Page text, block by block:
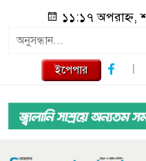
১১:১৭ অপরাহ্ন,
ইপেপার